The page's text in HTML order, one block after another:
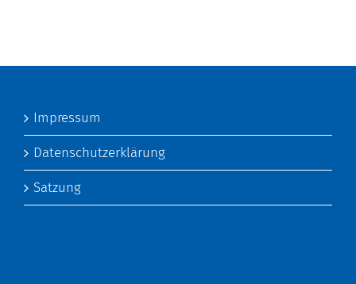
Impressum
Datenschutzerklärung
Satzung